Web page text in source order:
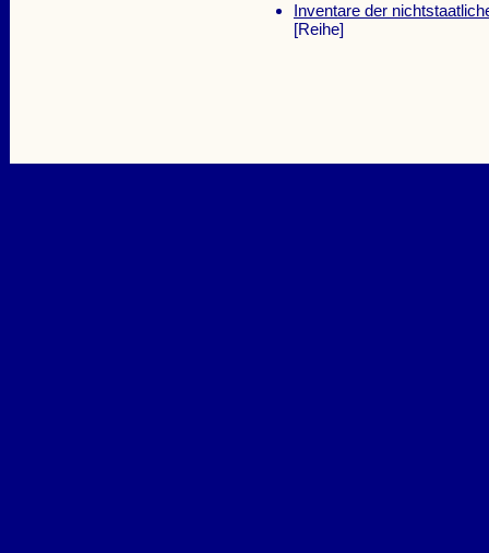
Inventare der
[Reihe]